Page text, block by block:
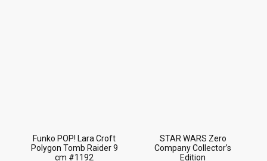
Funko POP! Lara Croft
Polygon Tomb Raider 9
cm #1192
STAR WARS Zero
Company Collector’s
Edition